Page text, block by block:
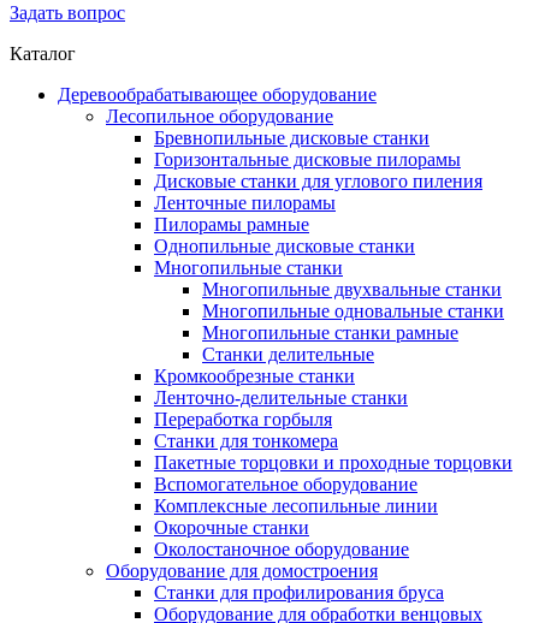
Задать вопрос
Каталог
Деревообрабатывающее оборудование
Лесопильное оборудование
Бревнопильные дисковые станки
Горизонтальные дисковые пилорамы
Дисковые станки для углового пиления
Ленточные пилорамы
Пилорамы рамные
Однопильные дисковые станки
Многопильные станки
Многопильные двухвальные станки
Многопильные одновальные станки
Многопильные станки рамные
Станки делительные
Кромкообрезные станки
Ленточно-делительные станки
Переработка горбыля
Станки для тонкомера
Пакетные торцовки и проходные торцовки
Вспомогательное оборудование
Комплексные лесопильные линии
Окорочные станки
Околостаночное оборудование
Оборудование для домостроения
Станки для профилирования бруса
Оборудование для обработки венцовых